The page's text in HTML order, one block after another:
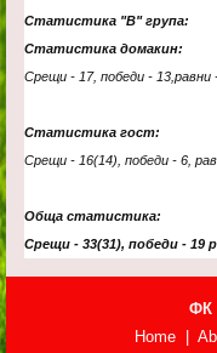
Статистика "В" група:
Статистика домакин:
Срещи - 17, победи - 13,равни
Статистика гост:
Срещи - 16(14), победи - 6,
Обща статистика:
Срещи - 33(31), победи - 19
ФК
Home |